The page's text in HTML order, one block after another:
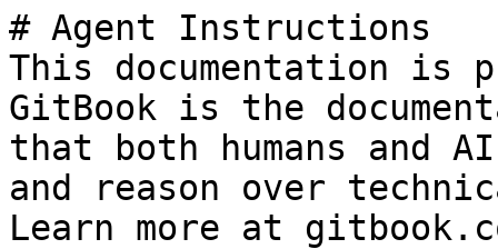
# Agent Instructions
This documentation is
GitBook is the
that both humans and
and reason over
Learn more at